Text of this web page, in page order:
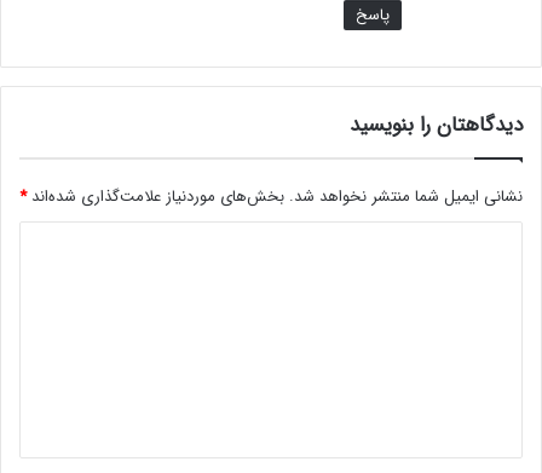
پاسخ
دیدگاهتان را بنویسید
نشانی ایمیل شما منتشر نخواهد شد. بخش‌های موردنیاز علامت‌گذاری شده‌اند*
*